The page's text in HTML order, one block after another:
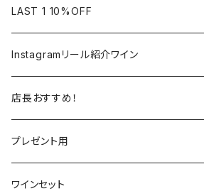
フランス
ラングドック
イタリア
トスカーナ
ヴェネト
スペイン
リオハ
トロ
アメリカ
カリフォルニア
ニュージーランド
フランス
イタリア
トスカーナ
ピエモンテ
スペイン
カリニェナ
ドイツ
ニュージーランド
南アフリカ
ニュージーランド
イギリス
ドイツ
アメリカ
カリフォルニア
日本
LAST 1 10%OFF
Instagramリール紹介ワイン
店長おすすめ！
プレゼント用
ワインセット